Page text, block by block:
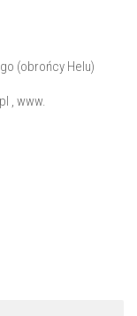
(obrońcy Helu)
, www.